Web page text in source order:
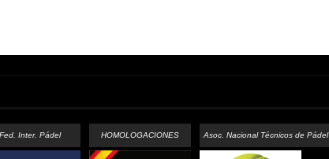
Fed. Inter. Pádel HOMOLOGACIONES Asoc. Nacional Técnicos de Pádel